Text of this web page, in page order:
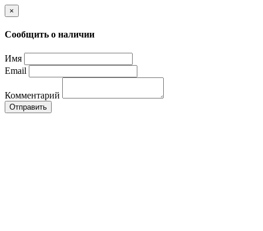
×
Сообщить о наличии
Имя
Email
Комментарий
Отправить